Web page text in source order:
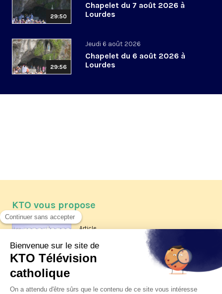
29:50
Chapelet du 7 août 2026 à
Lourdes
29:56
Jeudi 6 août 2026
Chapelet du 6 août 2026 à
Lourdes
KTO vous propose
Article
Les reportages d'été 2026 de KTO
La visite pastorale du pape Léon
XIV à Assise à suivre sur KTO le